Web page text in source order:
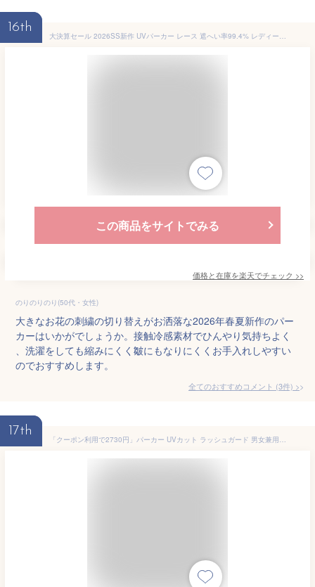
16th
大決算セール 2026SS新作 UVパーカー レース 遮へい率99.4% レディース 接触冷感 アウター 涼しい ひんやり 抗菌 吸水速乾 薄手 パーカー 指穴 フード ロング レイヤード お尻が隠れる きれいめ カジュアル 体型カバー 大きいサイズ 紫外線 対策 長袖 春 夏 ブラック HUG.U
この商品をサイトでみる
価格と在庫を楽天でチェック >>
のりのりのり(50代・女性)
大きなお花の刺繍の切り替えがお洒落な2026年春夏新作のパー
カーはいかがでしょうか。接触冷感素材でひんやり気持ちよく
、洗濯をしても縮みにくく皺にもなりにくくお手入れしやすい
のでおすすめします。
全てのおすすめコメント (3件) >
17th
「クーポン利用で2730円」パーカー UVカット ラッシュガード 男女兼用 レディース メンズ 長袖 接触冷感 吸水速乾 日焼け防止 安い 人気 軽量薄着 スポーツ uvパーカー ラッシュガード パーカー 日焼け止めパーカー 体型カバー 冷感 ひんやり プルオーバー